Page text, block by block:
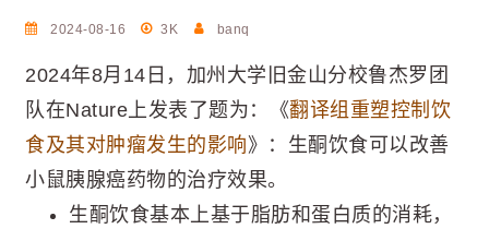
2024-08-16 3K banq
2024年8月14日，加州大学旧金山分校鲁杰罗团
队在Nature上发表了题为：《翻译组重塑控制饮
食及其对肿瘤发生的影响》：生酮饮食可以改善
小鼠胰腺癌药物的治疗效果。
生酮饮食基本上基于脂肪和蛋白质的消耗，